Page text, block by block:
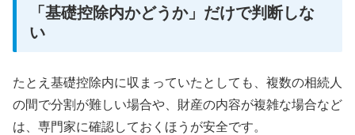
「基礎控除内かどうか」だけで判断しな
い
たとえ基礎控除内に収まっていたとしても、複数の相続人
の間で分割が難しい場合や、財産の内容が複雑な場合など
は、専門家に確認しておくほうが安全です。